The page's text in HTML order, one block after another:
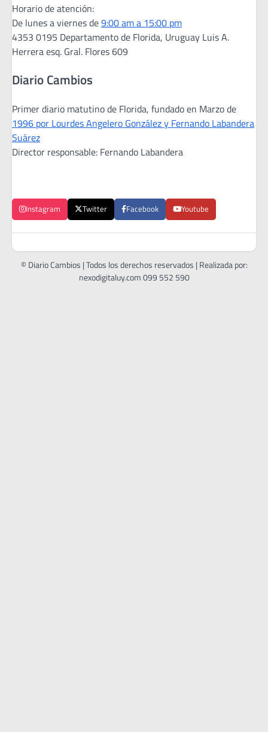
Horario de atención:
De lunes a viernes de9:00 am a 15:00 pm
4353 0195 Departamento de Florida, Uruguay Luis A.
Herrera esq. Gral. Flores 609
Diario Cambios
Primer diario matutino de Florida, fundado en Marzo de
1996 por Lourdes Angelero González y Fernando Labandera
Suárez
Director responsable: Fernando Labandera
Instagram Twitter Facebook Youtube